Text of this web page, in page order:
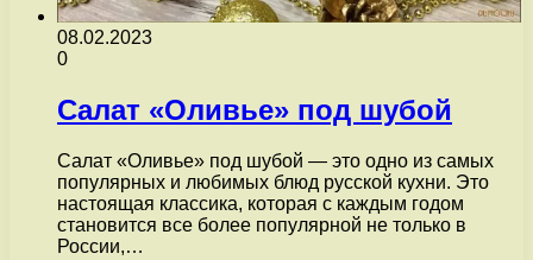
08.02.2023
0
Салат «Оливье» под шубой
Салат «Оливье» под шубой — это одно из самых
популярных и любимых блюд русской кухни. Это
настоящая классика, которая с каждым годом
становится все более популярной не только в
России,…